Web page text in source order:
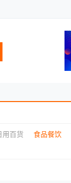
用百货 食品餐饮